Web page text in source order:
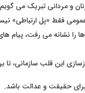
را به همه آن زنان و مردانی
فقط «پل ارتباطی»
نشانه می رفت، پیام
این قلب سازمانی، تا
حقیقت و عدالت باشد.